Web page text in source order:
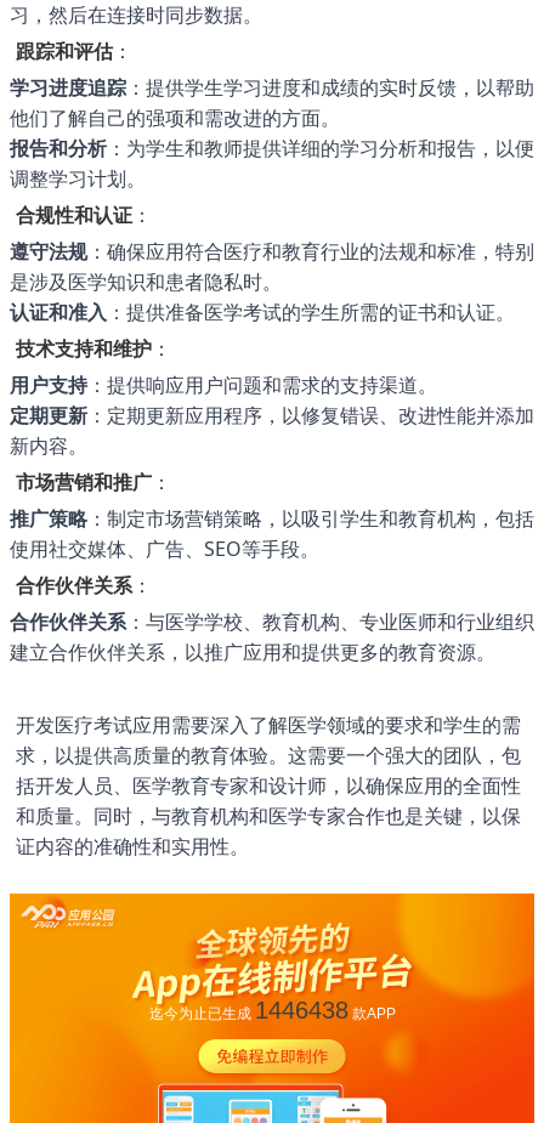
习，然后在连接时同步数据。
跟踪和评估：
学习进度追踪 ：提供学生学习进度和成绩的实时反馈，以帮助
他们了解自己的强项和需改进的方面。
报告和分析：为学生和教师提供详细的学习分析和报告，以便
调整学习计划。
合规性和认证 ：
遵守法规：确保应用符合医疗和教育行业的法规和标准，特别
是涉及医学知识和患者隐私时。
认证和准入 ：提供准备医学考试的学生所需的证书和认证。
技术支持和维护 ：
用户支持：提供响应用户问题和需求的支持渠道。
定期更新 ：定期更新应用程序，以修复错误、改进性能并添加
新内容。
市场营销和推广 ：
推广策略 ：制定市场营销策略，以吸引学生和教育机构，包括
使用社交媒体、广告、SEO等手段。
合作伙伴关系：
合作伙伴关系：与医学学校、教育机构、专业医师和行业组织
建立合作伙伴关系，以推广应用和提供更多的教育资源。
开发医疗考试应用需要深入了解医学领域的要求和学生的需
求，以提供高质量的教育体验。这需要一个强大的团队，包
括开发人员、医学教育专家和设计师，以确保应用的全面性
和质量。同时，与教育机构和医学专家合作也是关键，以保
证内容的准确性和实用性。
迄今为止已生成 1446438款APP